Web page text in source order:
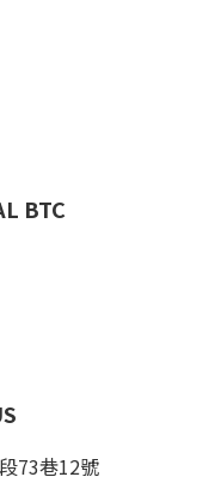
BTC
73巷12號